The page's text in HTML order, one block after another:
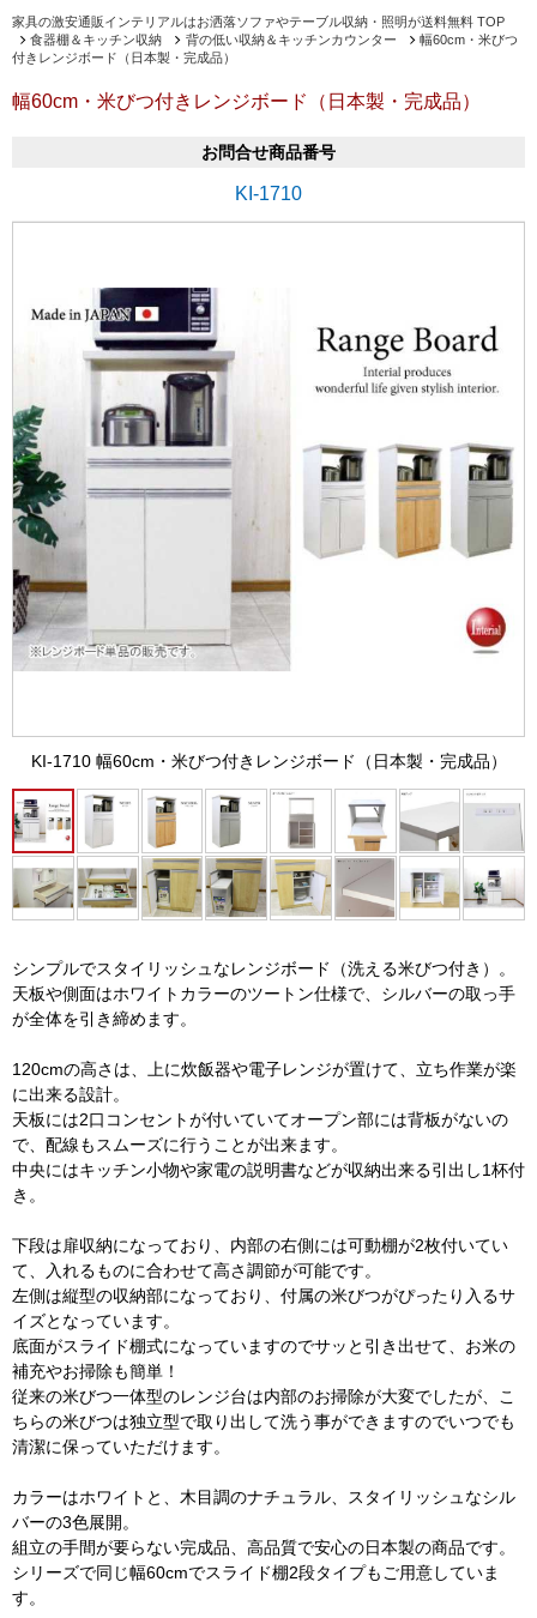
家具の激安通販インテリアルはお洒落ソファやテーブル収納・照明が送料無料 TOP
食器棚＆キッチン収納
背の低い収納＆キッチンカウンター
幅60cm・米びつ
付きレンジボード（日本製・完成品）
幅60cm・米びつ付きレンジボード（日本製・完成品）
お問合せ商品番号
KI-1710
KI-1710 幅60cm・米びつ付きレンジボード（日本製・完成品）
シンプルでスタイリッシュなレンジボード（洗える米びつ付き）。
天板や側面はホワイトカラーのツートン仕様で、シルバーの取っ手
が全体を引き締めます。
120cmの高さは、上に炊飯器や電子レンジが置けて、立ち作業が楽
に出来る設計。
天板には2口コンセントが付いていてオープン部には背板がないの
で、配線もスムーズに行うことが出来ます。
中央にはキッチン小物や家電の説明書などが収納出来る引出し1杯付
き。
下段は扉収納になっており、内部の右側には可動棚が2枚付いてい
て、入れるものに合わせて高さ調節が可能です。
左側は縦型の収納部になっており、付属の米びつがぴったり入るサ
イズとなっています。
底面がスライド棚式になっていますのでサッと引き出せて、お米の
補充やお掃除も簡単！
従来の米びつ一体型のレンジ台は内部のお掃除が大変でしたが、こ
ちらの米びつは独立型で取り出して洗う事ができますのでいつでも
清潔に保っていただけます。
カラーはホワイトと、木目調のナチュラル、スタイリッシュなシル
バーの3色展開。
組立の手間が要らない完成品、高品質で安心の日本製の商品です。
シリーズで同じ幅60cmでスライド棚2段タイプもご用意していま
す。